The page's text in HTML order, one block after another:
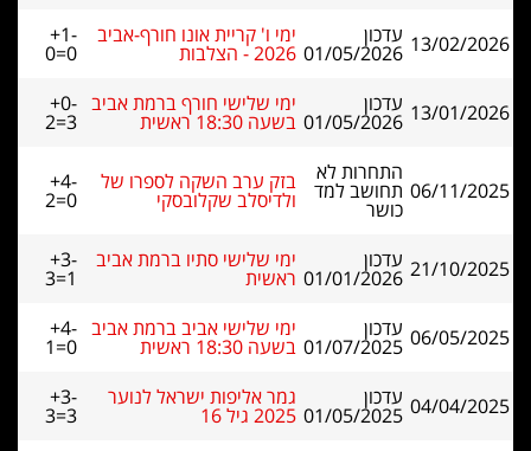
13/02/2026 עדכון
01/05/2026
ימי ו' קריית אונו חורף-אביב
2026 - הצלבות
+1-
0=0
13/01/2026 עדכון
01/05/2026
ימי שלישי חורף ברמת אביב
בשעה 18:30 ראשית
+0-
2=3
06/11/2025
התחרות לא
תחושב למד
כושר
בזק ערב השקה לספרו של
ולדיסלב שקלובסקי
+4-
2=0
21/10/2025 עדכון
01/01/2026
ימי שלישי סתיו ברמת אביב
ראשית
+3-
3=1
06/05/2025 עדכון
01/07/2025
ימי שלישי אביב ברמת אביב
בשעה 18:30 ראשית
+4-
1=0
04/04/2025 עדכון
01/05/2025
גמר אליפות ישראל לנוער
2025 גיל 16
+3-
3=3